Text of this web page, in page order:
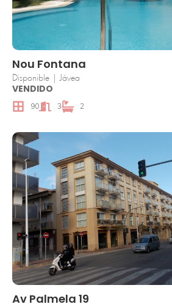
Nou Fontana
Disponible | Jávea
VENDIDO
90 3 2
Av Palmela 19